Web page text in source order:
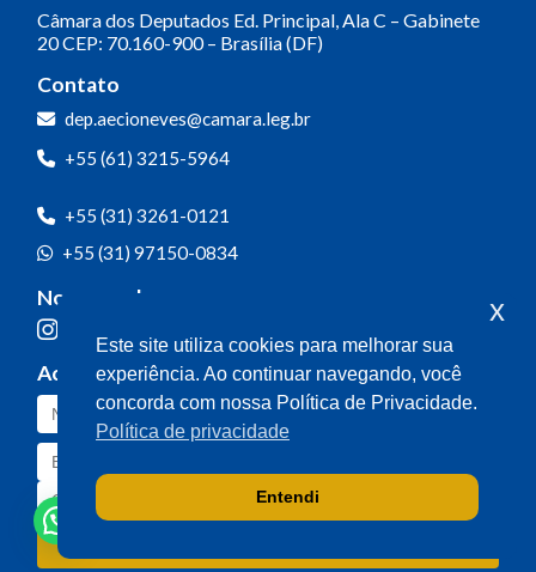
Câmara dos Deputados Ed. Principal, Ala C – Gabinete
20CEP: 70.160-900 – Brasília (DF)
Contato
dep.aecioneves@camara.leg.br
+55 (61) 3215-5964
+55 (31) 3261-0121
+55 (31) 97150-0834
Nossas redes
Acompanhe o meu mandato
Este site utiliza cookies para melhorar sua
experiência. Ao continuar navegando, você
concorda com nossa Política de Privacidade.
Política de privacidade
Entendi
x